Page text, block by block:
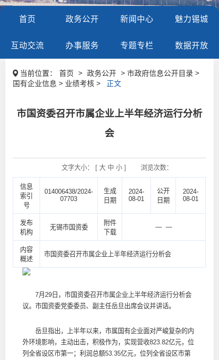
首页 政务公开 新闻中心 魅力锡城
互动交流 办事服务 专题专栏 数据开放
当前位置： 首页 > 政务公开
> 市政府信息公开目录 >
国有企业信息 > 业绩考核 >
正文
市国资委召开市属企业上半年经济运行分析
会
文字大小： [ 大 中 小] 浏览次数：
信息
索引
号
014006438/2024-
07703
生成
日期
2024-
08-01
公开
日期
2024-
08-01
发布
机构
无锡市国资委
附件
下载
— —
内容
概述
市国资委召开市属企业上半年经济运行分析会
7月29日，市国资委召开市属企业上半年经济运行分析会
议。市国资委党委委员、副主任岳旦出席会议并讲话。
岳旦指出，上半年以来，市属国有企业面对严峻复杂的内
外环境影响，主动出击，积极作为，实现营收823.82亿元，位
列全省设区市第一；利润总额53.35亿元，位列全省设区市第